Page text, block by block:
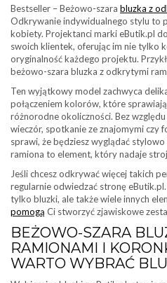
Bestseller – Beżowo-szara bluzka z
Odkrywanie indywidualnego stylu to
kobiety. Projektanci marki eButik.pl
swoich klientek, oferując im nie tylko
oryginalność każdego projektu.
beżowo-szara bluzka z odkrytymi
Ten wyjątkowy model zachwyca
połączeniem kolorów, które
różnorodne okoliczności. Bez
wieczór, spotkanie ze znajomymi czy
sprawi, że będziesz wyglądać
ramiona to element, który nadaje
Jeśli chcesz odkrywać więcej takich
regularnie odwiedzać stronę
tylko bluzki, ale także wiele innych
pomogą Ci stworzyć zjawiskowe
BEŻOWO-SZARA
RAMIONAMI I
WARTO WYBRAĆ